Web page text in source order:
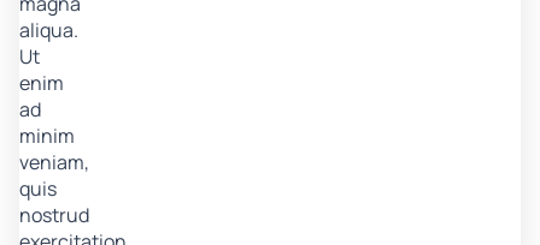
aliqua.
Ut
enim
ad
minim
veniam,
quis
nostrud